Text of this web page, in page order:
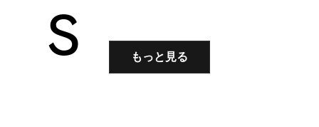
S
もっと見る